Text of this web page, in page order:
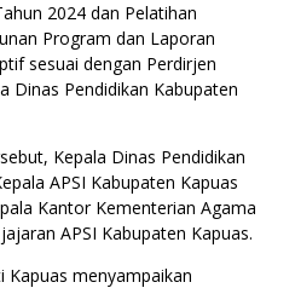
2024 dan Pelatihan
Program dan Laporan
sesuai dengan Perdirjen
Dinas Pendidikan Kabupaten
Kepala Dinas Pendidikan
APSI Kabupaten Kapuas
Kantor Kementerian Agama
APSI Kabupaten Kapuas.
Kapuas menyampaikan